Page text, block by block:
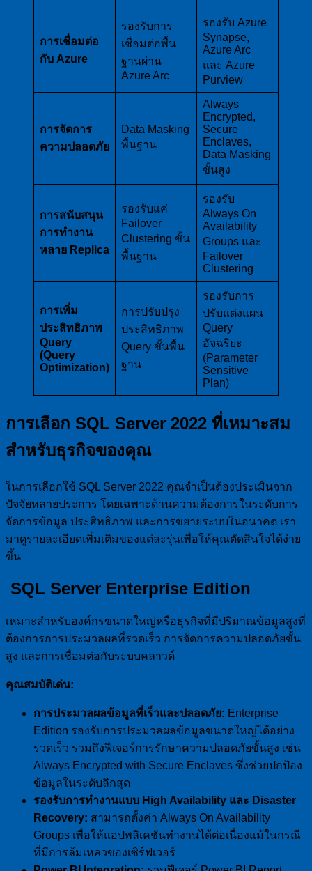
การเชื่อมต่อ
กับ Azure
รองรับการ
เชื่อมต่อพื้น
ฐานผ่าน
Azure Arc
รองรับ Azure
Synapse,
Azure Arc
และ Azure
Purview
การจัดการ
ความปลอดภัย
Data Masking
พื้นฐาน
Always
Encrypted,
Secure
Enclaves,
Data Masking
ขั้นสูง
การสนับสนุน
การทำงาน
หลาย Replica
รองรับแค่
Failover
Clustering ขั้น
พื้นฐาน
รองรับ
Always On
Availability
Groups และ
Failover
Clustering
การเพิ่ม
ประสิทธิภาพ
Query
(Query
Optimization)
การปรับปรุง
ประสิทธิภาพ
Query ขั้นพื้น
ฐาน
รองรับการ
ปรับแต่งแผน
Query
อัจฉริยะ
(Parameter
Sensitive
Plan)
การเลือก SQL Server 2022 ที่เหมาะสม
สำหรับธุรกิจของคุณ
ในการเลือกใช้ SQL Server 2022 คุณจำเป็นต้องประเมินจาก
ปัจจัยหลายประการ โดยเฉพาะด้านความต้องการในระดับการ
จัดการข้อมูล ประสิทธิภาพ และการขยายระบบในอนาคต เรา
มาดูรายละเอียดเพิ่มเติมของแต่ละรุ่นเพื่อให้คุณตัดสินใจได้ง่าย
ขึ้น
SQL Server Enterprise Edition
เหมาะสำหรับองค์กรขนาดใหญ่หรือธุรกิจที่มีปริมาณข้อมูลสูงที่
ต้องการการประมวลผลที่รวดเร็ว การจัดการความปลอดภัยขั้น
สูง และการเชื่อมต่อกับระบบคลาวด์
คุณสมบัติเด่น:
การประมวลผลข้อมูลที่เร็วและปลอดภัย: Enterprise
Edition รองรับการประมวลผลข้อมูลขนาดใหญ่ได้อย่าง
รวดเร็ว รวมถึงฟีเจอร์การรักษาความปลอดภัยขั้นสูง เช่น
Always Encrypted with Secure Enclaves ซึ่งช่วยปกป้อง
ข้อมูลในระดับลึกสุด
รองรับการทำงานแบบ High Availability และ Disaster
Recovery: สามารถตั้งค่า Always On Availability
Groups เพื่อให้แอปพลิเคชันทำงานได้ต่อเนื่องแม้ในกรณี
ที่มีการล้มเหลวของเซิร์ฟเวอร์